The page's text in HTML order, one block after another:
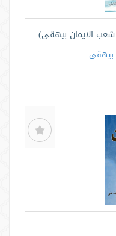
الایمان بیهقی)
بیهقی